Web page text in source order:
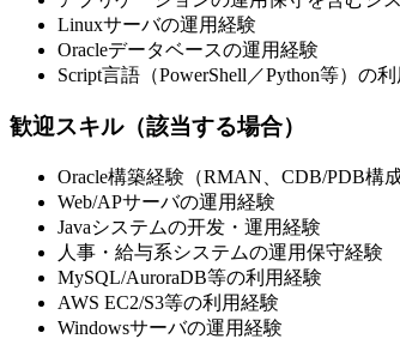
Linuxサーバの運用経験
Oracleデータベースの運用経験
Script言語（PowerShell／Python等）の
歓迎スキル（該当する場合）
Oracle構築経験（RMAN、CDB/PDB構
Web/APサーバの運用経験
Javaシステムの开发・運用経験
人事・給与系システムの運用保守経験
MySQL/AuroraDB等の利用経験
AWS EC2/S3等の利用経験
Windowsサーバの運用経験